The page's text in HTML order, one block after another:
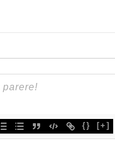
{} [+]